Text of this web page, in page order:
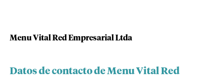
Menu Vital Red Empresarial Ltda
Datos de contacto de Menu Vital Red